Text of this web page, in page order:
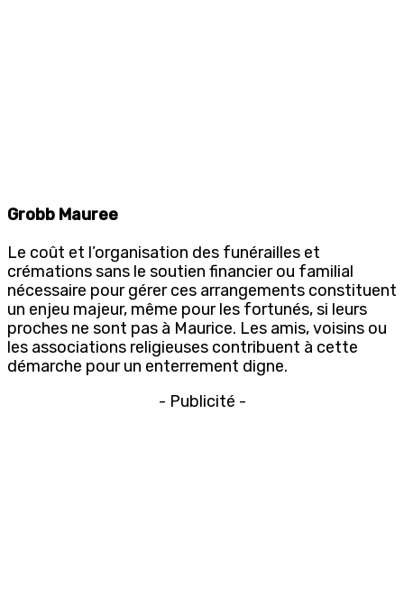
Grobb Mauree
Le coût et l’organisation des funérailles et
crémations sans le soutien financier ou familial
nécessaire pour gérer ces arrangements constituent
un enjeu majeur, même pour les fortunés, si leurs
proches ne sont pas à Maurice. Les amis, voisins ou
les associations religieuses contribuent à cette
démarche pour un enterrement digne.
- Publicité -